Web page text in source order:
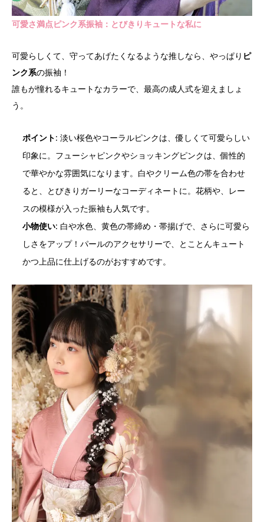
可愛さ満点ピンク系振袖：とびきりキュートな私に
可愛らしくて、守ってあげたくなるような推しなら、やっぱり ピ
ンク系の振袖！
誰もが憧れるキュートなカラーで、最高の成人式を迎えましょ
う。
ポイント: 淡い桜色やコーラルピンクは、優しくて可愛らしい
印象に。フューシャピンクやショッキングピンクは、個性的
で華やかな雰囲気になります。白やクリーム色の帯を合わせ
ると、とびきりガーリーなコーディネートに。花柄や、レー
スの模様が入った振袖も人気です。
小物使い: 白や水色、黄色の帯締め・帯揚げで、さらに可愛ら
しさをアップ！パールのアクセサリーで、とことんキュート
かつ上品に仕上げるのがおすすめです。